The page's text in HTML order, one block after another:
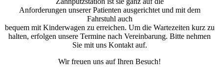
Anforderungen unserer Patienten ausgerichtet und mit dem
Fahrstuhl auch
bequem mit Kinderwagen zu erreichen. Um die Wartezeiten kurz zu
halten, erfolgen unsere Termine nach Vereinbarung. Bitte nehmen
Sie mit uns Kontakt auf.
Wir freuen uns auf Ihren Besuch!